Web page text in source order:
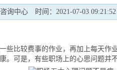
询中心 时间：2021-07-03 09:21:52
比较费事的作业，再加上每天作
。可是，有些职场上的心思问题并